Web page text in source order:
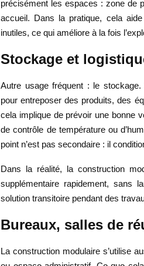
précisément les espaces : zone de
accueil. Dans la pratique, cela
inutiles, ce qui améliore à la fois
Stockage et
Autre usage fréquent : le
pour entreposer des produits, des
cela implique de prévoir une bonne
de contrôle de température ou
point n’est pas secondaire : il
Dans la réalité, la construction
supplémentaire rapidement, sans
solution transitoire pendant des
Bureaux, salles de
La construction modulaire s’utilise